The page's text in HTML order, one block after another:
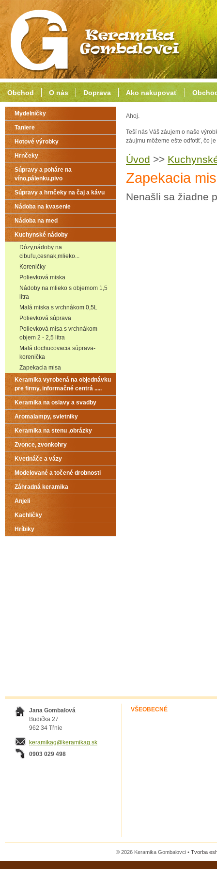
Ahoj.
Teší nás Váš záujem o naše
záujmu môžeme ešte odfotiť, čo
Úvod >>
Zapekacia
Nenašli sa žiadne
Mydelničky
Taniere
Hotové výrobky
Hrnčeky
Súpravy a poháre na
víno,pálenku,pivo
Súpravy a hrnčeky na čaj a kávu
Nádoba na kvasenie
Nádoba na med
Kuchynské nádoby
Dózy,nádoby na
cibuľu,cesnak,mlieko...
Koreničky
Polievková miska
Nádoby na mlieko s objemom 1,5
litra
Malá miska s vrchnákom 0,5L
Polievková súprava
Polievková misa s vrchnákom
objem 2 - 2,5 litra
Malá dochucovacia súprava-
korenička
Zapekacia misa
Keramika vyrobená na objednávku
pre firmy, informačné centrá .....
Keramika na oslavy a svadby
Aromalampy, svietniky
Keramika na stenu ,obrázky
Zvonce, zvonkohry
Kvetináče a vázy
Modelované a točené drobnosti
Záhradná keramika
Anjeli
Kachličky
Hríbiky
Jana Gombalová
Budička 27
962 34 Tŕnie
keramikag@keramikag.sk
0903 029 498
VŠEOBECNÉ
© 2026 Keramika Gombalovci • Tvorba
Obchod O nás Doprava Ako nakupovať